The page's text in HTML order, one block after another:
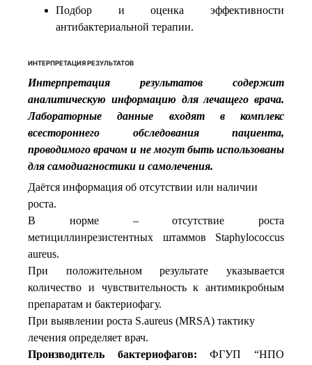
Подбор и оценка эффективности
антибактериальной терапии.
ИНТЕРПРЕТАЦИЯ РЕЗУЛЬТАТОВ
Интерпретация результатов содержит
аналитическую информацию для лечащего врача.
Лабораторные данные входят в комплекс
всестороннего обследования пациента,
проводимого врачом и не могут быть использованы
для самодиагностики и самолечения.
Даётся информация об отсутствии или наличии
роста.
В норме – отсутствие роста
метициллинрезистентных штаммов Staphylococcus
aureus.
При положительном результате указывается
количество и чувствительность к антимикробным
препаратам и бактериофагу.
При выявлении роста S.aureus (MRSA) тактику
лечения определяет врач.
Производитель бактериофагов: ФГУП “НПО